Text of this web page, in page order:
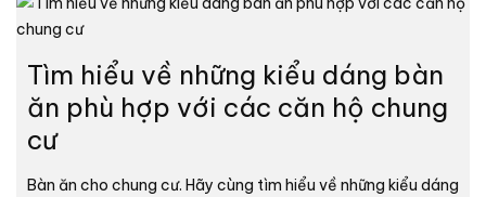
Tìm hiểu về những kiểu dáng bàn
ăn phù hợp với các căn hộ chung
cư
Bàn ăn cho chung cư. Hãy cùng tìm hiểu về những kiểu dáng